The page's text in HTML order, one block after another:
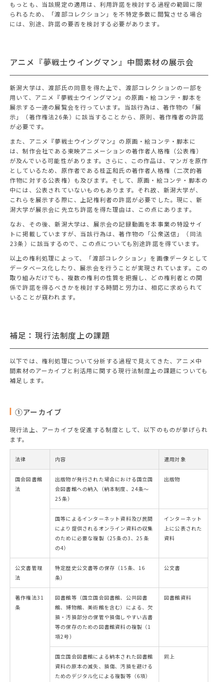
もっとも、当該規定の適用は、利用許諾を検討する過程の範囲に限
られるため、「渡部コレクション」を不特定多数に閲覧させる場合
には、別途、許諾の要否を検討する必要があります。
アニメ『夢戦士ウイングマン』中間素材の展示会
新潟大学は、渡部氏の同意を得た上で、渡部コレクションの一部を
用いて、アニメ『夢戦士ウイングマン』の原画・絵コンテ・脚本を
展示する一連の展覧会を行っています。当該行為は、著作物の「展
示」（著作権法26条）に該当することから、原則、著作権者の許諾
が必要です。
また、アニメ『夢戦士ウイングマン』の原画・絵コンテ・脚本に
は、制作会社である東映アニメーションの著作者人格権（公表権）
が及んでいる可能性があります。さらに、この作品は、マンガを原作
としているため、原作者である桂正和氏の著作者人格権（二次的著
作物に対する公表権）も及びます。そして、原画・絵コンテ・脚本の
中には、公表されていないものもあります。それ故、新潟大学が、
これらを展示する際に、上記権利者の許諾が必要でした。現に、新
潟大学が展示会に先立ち許諾を得た理由は、この点にあります。
なお、その後、新潟大学は、展示会の記録動画を本事業の特設サイ
トに掲載していますが、当該行為は、著作物の「公衆送信」（同法
23条）に該当するので、この点についても別途許諾を得ています。
以上の権利処理によって、「渡部コレクション」を画像データとして
データベース化したり、展示会を行うことが実現されています。この
取り組みだけでも、複数の権利の性質を把握し、どの権利者との関
係で許諾を得るべきかを検討する時間と労力は、相応に求められて
いることが窺われます。
補足：現行法制度上の課題
以下では、権利処理について分析する過程で見えてきた、アニメ中
間素材のアーカイブと利活用に関する現行法制度上の課題についても
補足します。
①アーカイブ
現行法上、アーカイブを促進する制度として、以下のものが挙げられ
ます。
法律 内容 適用対象
国会図書館
法
出版物が発行された場合における国立国
会図書館への納入（納本制度、24条～
25条）
出版物
国等によるインターネット資料及び民間
により提供されるオンライン資料の収集
のために必要な複製（25条の3、25条
の4）
インターネット
上に公表された
資料
公文書管理
法
特定歴史公文書等の保存（15条、16
条）
公文書
著作権法31
条
図書館等（国立国会図書館、公共図書
館、博物館、美術館を含む）による、欠
損・汚損部分の保管や損傷しやすい古書
等の保存のための図書館資料の複製（1
項2号）
図書館資料
国立国会図書館による納本された図書館
資料の原本の滅失、損傷、汚損を避ける
ためのデジタル化による複製等（6項）
同上